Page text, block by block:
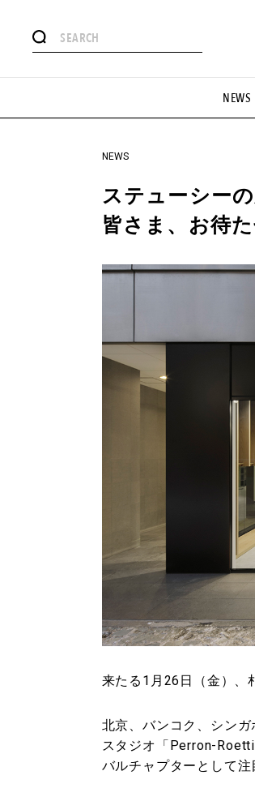
NEWS
#憧れの逸品
#GH 銘品の所以 #フイナムのYouTube
#HANDSOME HANDBOOK
NEWS
ステューシー
皆さま、お待
来たる1月26日（金）、
北京、バンコク、シン
スタジオ「Perron-
バルチャプターとして注